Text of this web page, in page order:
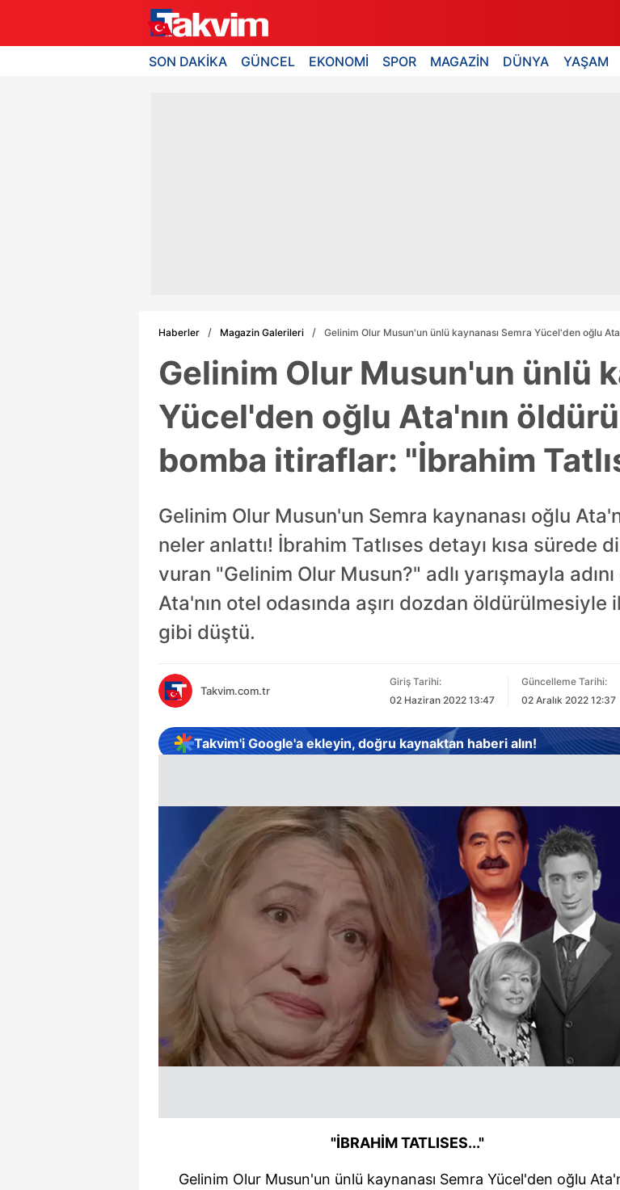
SON DAKİKA GÜNCEL EKONOMİ SPOR MAGAZİN DÜNYA YAŞAM
Haberler Magazin Galerileri Gelinim Olur Musun'un ünlü kaynanası Semra Yücel'den oğlu
Gelinim Olur Musun'un ünlü
Yücel'den oğlu Ata'nın
bomba itiraflar: "İbrahim
Gelinim Olur Musun'un Semra kaynanası oğlu
neler anlattı! İbrahim Tatlıses detayı kısa sürede
vuran "Gelinim Olur Musun?" adlı yarışmayla
Ata'nın otel odasında aşırı dozdan
gibi düştü.
Takvim.com.tr
Giriş Tarihi:
02 Haziran 2022 13:47
Güncelleme Tarihi:
02 Aralık 2022 12:37
Takvim'i Google'a ekleyin, doğru kaynaktan haberi alın!
"İBRAHİM TATLISES..."
Gelinim Olur Musun'un ünlü kaynanası Semra Yücel'den oğlu